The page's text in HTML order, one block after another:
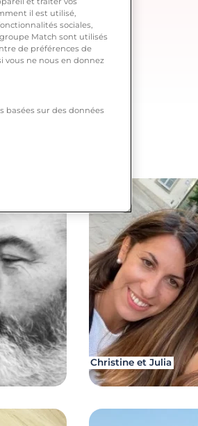
Christine et Julia
il est utilisé,
sociales,
Match sont utilisés
de préférences de
vous ne nous en donnez
basées sur des données